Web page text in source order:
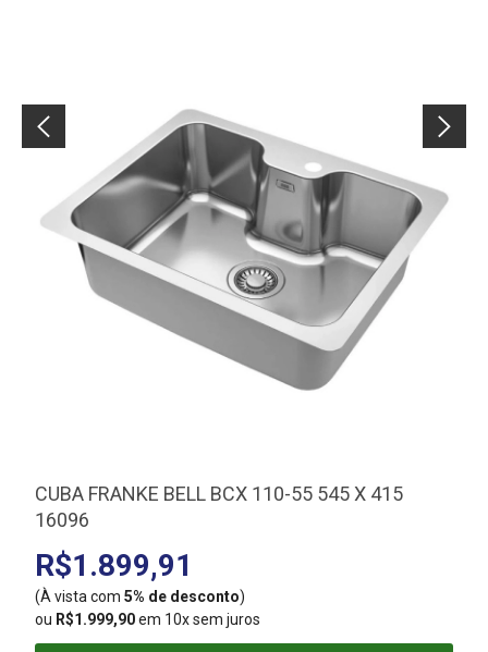
CUBA FRANKE BELL BCX 110-55 545 X 415
16096
R$1.899,91
(À vista com 5% de desconto)
ou R$1.999,90em 10x sem juros